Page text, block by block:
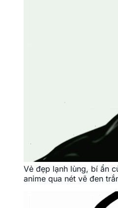
Vẻ đẹp lạnh lùng, bí ẩn
anime qua nét vẽ đen